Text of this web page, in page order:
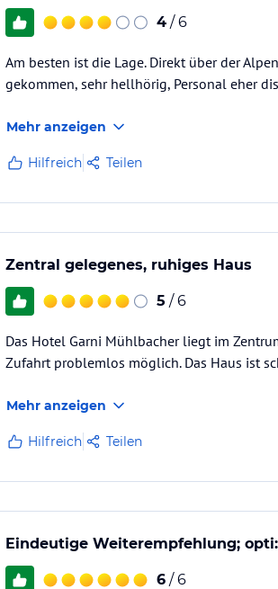
4 / 6
Am besten ist die Lage. Direkt über der
gekommen, sehr hellhörig, Personal eher
Mehr anzeigen
Hilfreich Teilen
Zentral gelegenes, ruhiges Haus
5 / 6
Das Hotel Garni Mühlbacher liegt im
Zufahrt problemlos möglich. Das Haus ist
Mehr anzeigen
Hilfreich Teilen
Eindeutige Weiterempfehlung;
6 / 6